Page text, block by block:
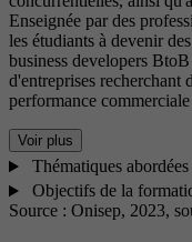
Enseignée par des
les étudiants à devenir
business developers
d'entreprises recherchant
performance
Voir plus
Thématiques abordées
Objectifs de la
Source : Onisep, 2023,